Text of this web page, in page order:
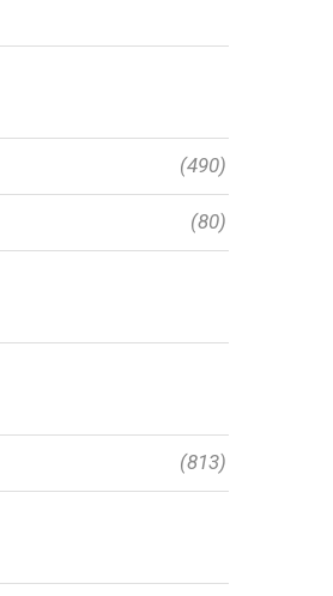
(490)
(80)
(813)